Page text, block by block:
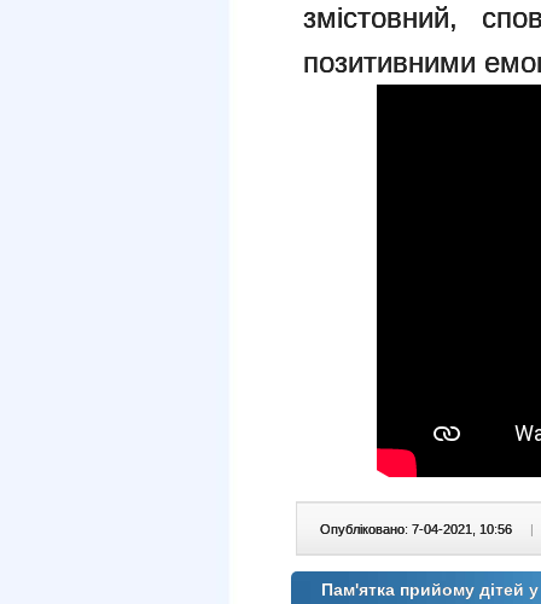
змістовний,
позитивними
Опубліковано: 7-04-2021, 10:56 |
Пам'ятка прийому дітей